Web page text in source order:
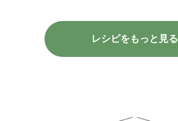
レシピをもっと見る